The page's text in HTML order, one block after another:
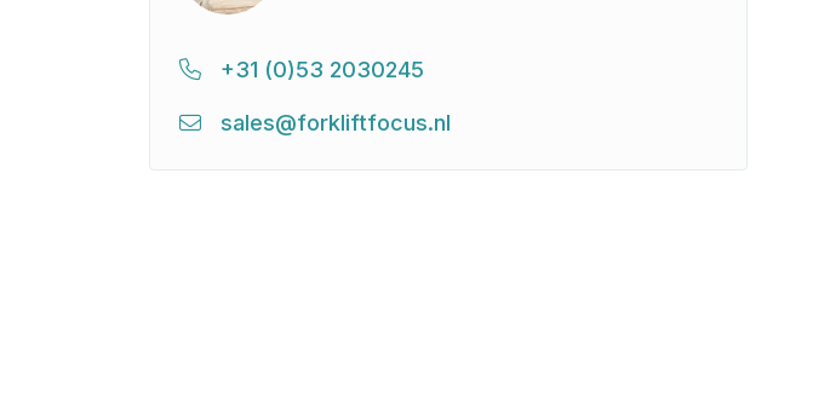
+31 (0)53 2030245
sales@forkliftfocus.nl